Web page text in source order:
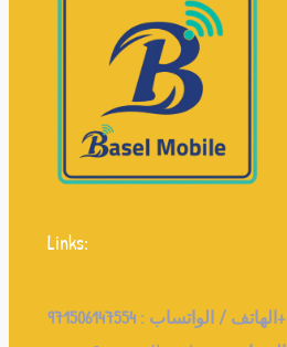
Links:
الهاتف / الواتساب :971506147554+